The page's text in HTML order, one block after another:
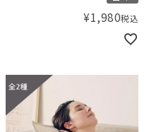
¥1,980税込